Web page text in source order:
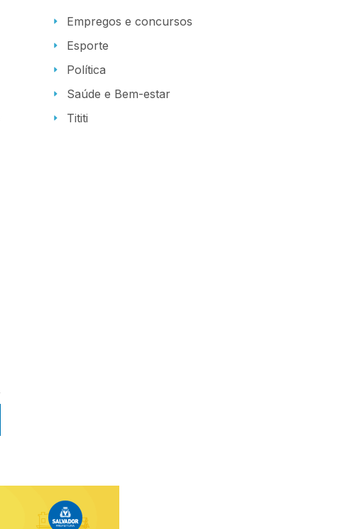
Empregos e concursos
Esporte
Política
Saúde e Bem-estar
Tititi